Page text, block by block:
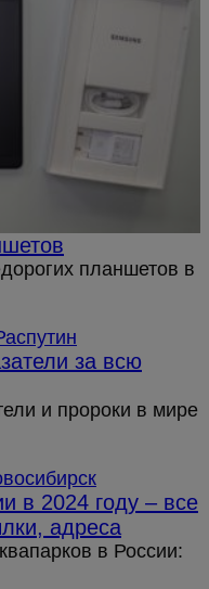
планшетов в
за всю
и пророки в мире
в 2024 году – все
адреса
в России: